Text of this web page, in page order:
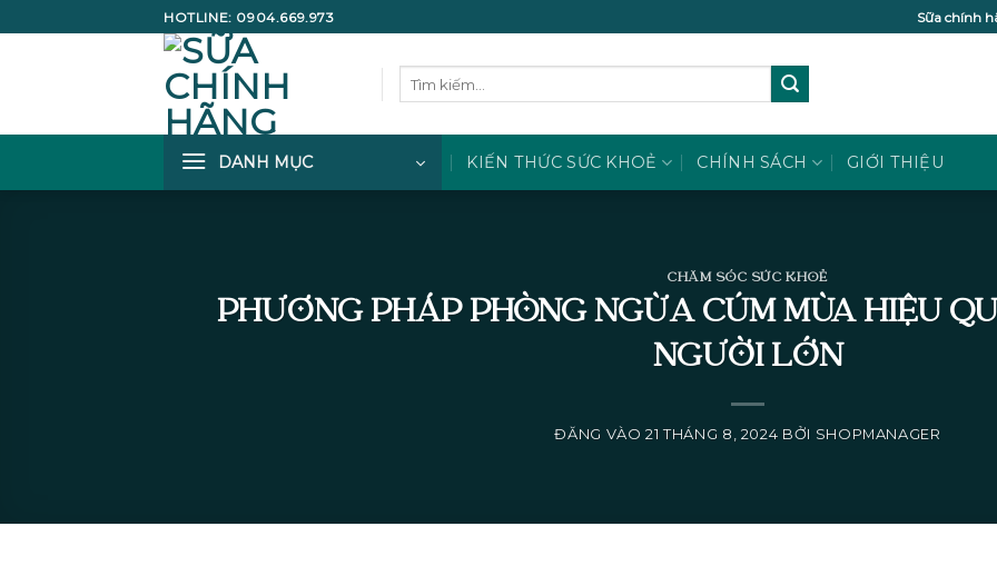
qua
HOTLINE: 0904.669.973 Sữa chính
DANH MỤC KIẾN THỨC SỨC KHOẺ CHÍNH SÁCH GIỚI THIỆU
CHĂM SÓC SỨC KHOẺ
PHƯƠNG PHÁP PHÒNG NGỪA CÚM MÙA HIỆU
NGƯỜI LỚN
ĐĂNG VÀO21 THÁNG 8, 2024 BỞI SHOPMANAGER